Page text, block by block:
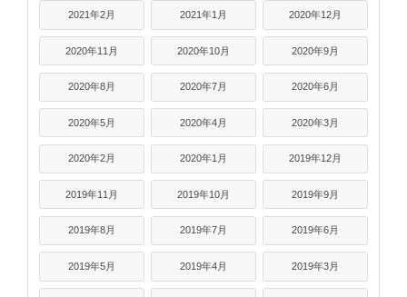
2021年2月 2021年1月 2020年12月
2020年11月 2020年10月 2020年9月
2020年8月 2020年7月 2020年6月
2020年5月 2020年4月 2020年3月
2020年2月 2020年1月 2019年12月
2019年11月 2019年10月 2019年9月
2019年8月 2019年7月 2019年6月
2019年5月 2019年4月 2019年3月